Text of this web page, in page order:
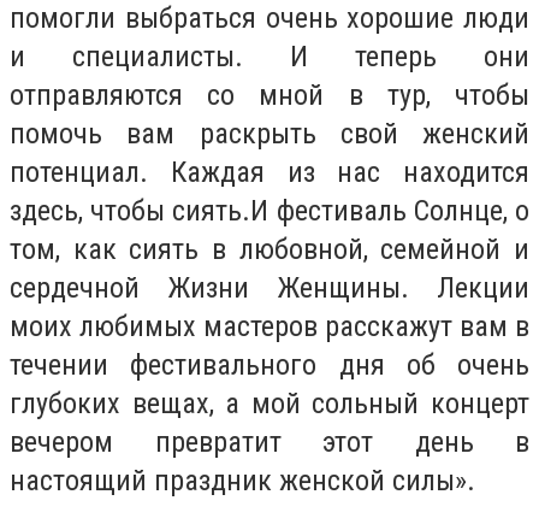
помогли выбраться очень хорошие люди
и специалисты. И теперь они
отправляются со мной в тур, чтобы
помочь вам раскрыть свой женский
потенциал. Каждая из нас находится
здесь, чтобы сиять.И фестиваль Солнце, о
том, как сиять в любовной, семейной и
сердечной Жизни Женщины. Лекции
моих любимых мастеров расскажут вам в
течении фестивального дня об очень
глубоких вещах, а мой сольный концерт
вечером превратит этот день в
настоящий праздник женской силы».